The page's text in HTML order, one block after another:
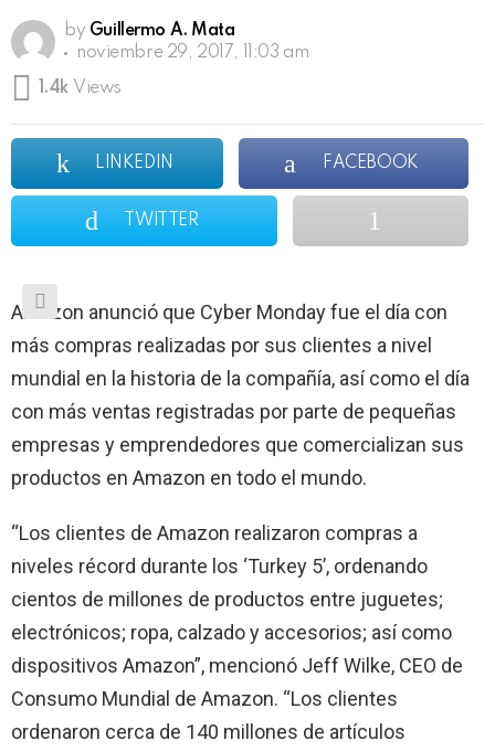
by Guillermo A. Mata
noviembre 29, 2017, 11:03 am
1.4k Views
LINKEDIN FACEBOOK
TWITTER
Amazon anunció que Cyber Monday fue el día con
más compras realizadas por sus clientes a nivel
mundial en la historia de la compañía, así como el día
con más ventas registradas por parte de pequeñas
empresas y emprendedores que comercializan sus
productos en Amazon en todo el mundo.
“Los clientes de Amazon realizaron compras a
niveles récord durante los ‘Turkey 5’, ordenando
cientos de millones de productos entre juguetes;
electrónicos; ropa, calzado y accesorios; así como
dispositivos Amazon”, mencionó Jeff Wilke, CEO de
Consumo Mundial de Amazon. “Los clientes
ordenaron cerca de 140 millones de artículos